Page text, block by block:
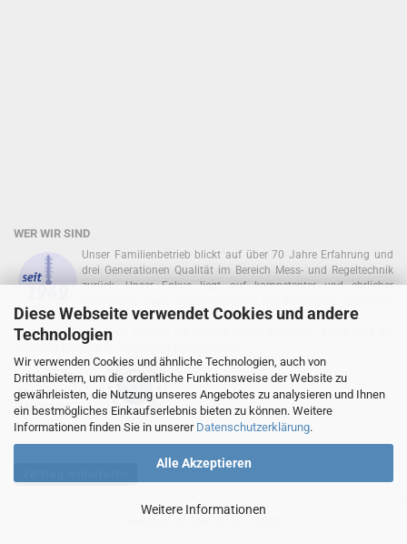
Diese Webseite verwendet Cookies und andere
Technologien
Wir verwenden Cookies und ähnliche Technologien, auch von
Drittanbietern, um die ordentliche Funktionsweise der Website zu
gewährleisten, die Nutzung unseres Angebotes zu analysieren und Ihnen
ein bestmögliches Einkaufserlebnis bieten zu können. Weitere
Informationen finden Sie in unserer Datenschutzerklärung.
Alle Akzeptieren
Weitere Informationen
WER WIR SIND
Unser Familienbetrieb blickt auf über 70 Jahre Erfahrung und
drei Generationen Qualität im Bereich Mess- und Regeltechnik
zurück. Unser Fokus liegt auf kompetenter und ehrlicher
zurück!
In unserem Onlineshop können Sie absolut sicher einkaufen. Dafür sind wir
seit 2010 Mitglied im Deutschen Händlerbund: